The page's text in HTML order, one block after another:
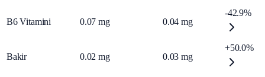
B6 Vitamini 0.07 mg 0.04 mg
-42.9%
Bakir 0.02 mg 0.03 mg
+50.0%